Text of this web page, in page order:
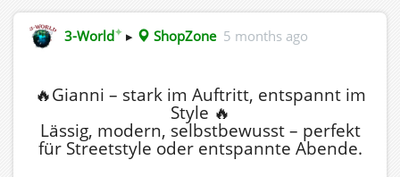
3-World✦ ▸ ShopZone 5 months ago
🔥Gianni – stark im Auftritt, entspannt im
Style 🔥
Lässig, modern, selbstbewusst – perfekt
für Streetstyle oder entspannte Abende.